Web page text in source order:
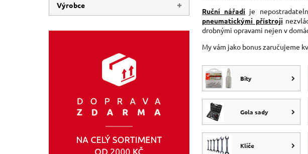
6 Kč 19 990 Kč
Výrobce
EXTOL-CRAFT(205)
TVARDY(33)
Ruční nářadí je
pneumatickými přístroji
drobnými opravami nejen v
My vám jako bonus zaručujeme
Bity
Gola sady
Klíče